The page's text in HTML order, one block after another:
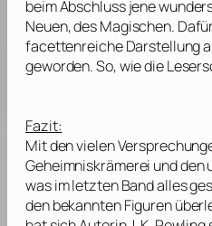
beim Abschluss jene
Neuen, des Magischen.
facettenreiche Darstellung
geworden. So, wie die
Fazit:
Mit den vielen
Geheimniskrämerei und den
was im letzten Band alles
den bekannten Figuren